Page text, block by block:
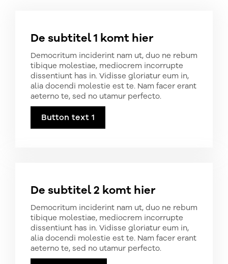
De subtitel 1 komt hier
Democritum inciderint nam ut, duo ne rebum
tibique molestiae, mediocrem incorrupte
dissentiunt has in. Vidisse gloriatur eum in,
alia docendi molestie est te. Nam facer erant
aeterno te, sed no utamur perfecto.
Button text 1
De subtitel 2 komt hier
Democritum inciderint nam ut, duo ne rebum
tibique molestiae, mediocrem incorrupte
dissentiunt has in. Vidisse gloriatur eum in,
alia docendi molestie est te. Nam facer erant
aeterno te, sed no utamur perfecto.